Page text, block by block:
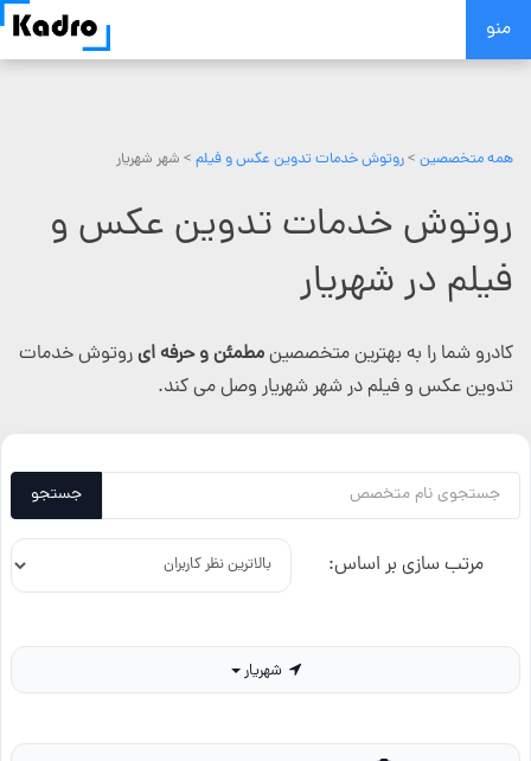
Skip
منو
همه متخصصین >روتوش خدمات تدوین عکس و فیلم > شهر شهریار
روتوش خدمات تدوین عکس و
فیلم در شهریار
کادرو شما را به بهترین متخصصینمطمئن و حرفه ایروتوش خدمات
تدوین عکس و فیلم در شهر شهریار وصل می کند.
جستجو
مرتب سازی بر اساس: